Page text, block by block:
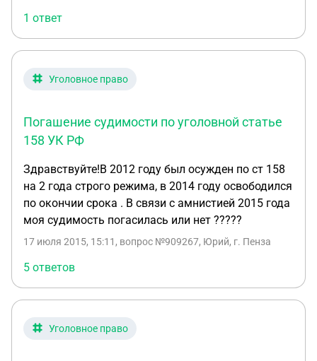
1 ответ
Уголовное право
Погашение судимости по уголовной статье
158 УК РФ
Здравствуйте!В 2012 году был осужден по ст 158
на 2 года строго режима, в 2014 году освободился
по окончии срока . В связи с амнистией 2015 года
моя судимость погасилась или нет ?????
17 июля 2015, 15:11 , вопрос №909267, Юрий, г. Пенза
5 ответов
Уголовное право